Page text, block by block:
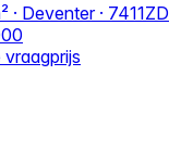
· Deventer · 7411ZD